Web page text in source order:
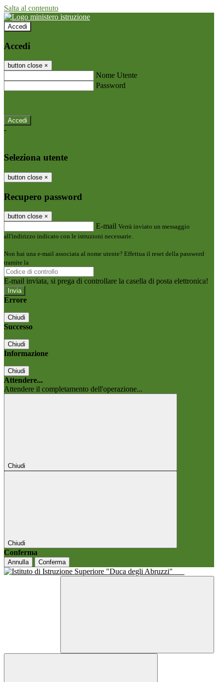
Salta al contenuto
Accedi
Accedi
button close ×
Nome Utente
Password
-
Seleziona utente
button close ×
Recupero password
button close ×
E-mail Verrà inviato un messaggio
all'indirizzo indicato con le istruzioni necessarie.
Non hai una e-mail associata al nome utente? Effettua il reset della password
tramite la
E-mail inviata, si prega di controllare la casella di posta elettronica!
Errore
Chiudi
Successo
Chiudi
Informazione
Chiudi
Attendere...
Attendere il completamento dell'operazione...
Chiudi
Chiudi
Conferma
Annulla Conferma